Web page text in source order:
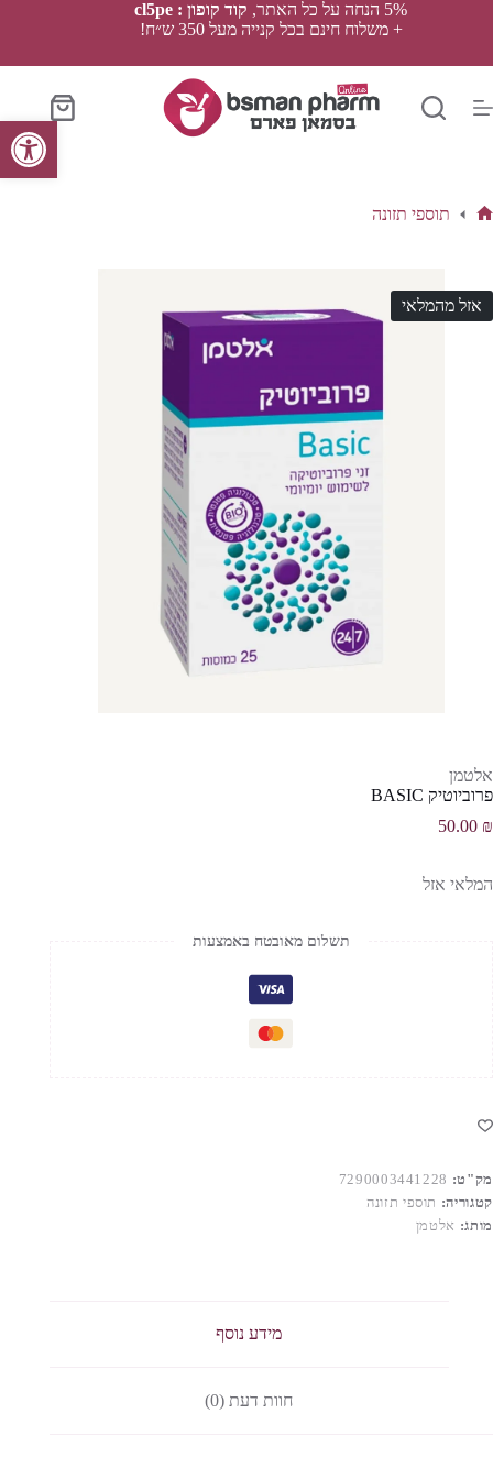
פתח סרגל נגישות
5% הנחה על כל האתר,
קוד קופון : cl5pe
+ משלוח חינם בכל קנייה מעל 350 ש״ח!
סל
הקניות
תוספי תזונה
אזל מהמלאי
אלטמן
פרוביוטיק BASIC
50.00 ₪
המלאי אזל
תשלום מאובטח באמצעות
מק"ט: 7290003441228
קטגוריה: תוספי תזונה
מותג: אלטמן
מידע נוסף
חוות דעת (0)